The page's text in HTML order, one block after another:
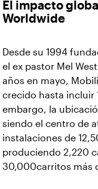
El impacto
Worldwide
Desde su 1994
el ex pastor Mel
años en mayo,
crecido hasta incluir
embargo, la
siendo el centro de
instalaciones de
produciendo 2,220
30,000carritos más